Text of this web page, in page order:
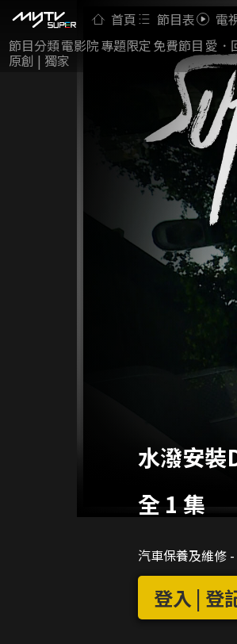
首頁 節目表 電
節目分類電影院專題限定 免費節目 愛．
原創 | 獨家
水潑安裝
全 1 集
汽車保養及維修
登入 | 登